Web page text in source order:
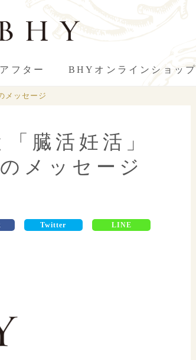
フター BHYオンラインショップ
メッセージ
臓活妊活」
メッセージ
Twitter LINE